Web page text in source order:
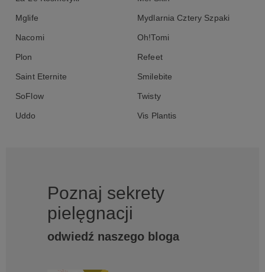
Mglife Mydlarnia Cztery Szpaki
Nacomi Oh!Tomi
Plon Refeet
Saint Eternite Smilebite
SoFlow Twisty
Uddo Vis Plantis
Poznaj sekrety
pielęgnacji
odwiedź naszego bloga